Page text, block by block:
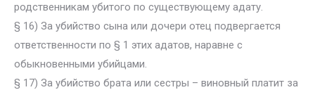
родственникам убитого по существующему адату.
§ 16) За убийство сына или дочери отец подвергается
ответственности по § 1 этих адатов, наравне с
обыкновенными убийцами.
§ 17) За убийство брата или сестры – виновный платит за